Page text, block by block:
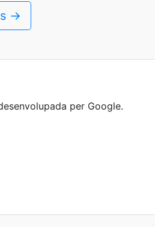
→
per Google.